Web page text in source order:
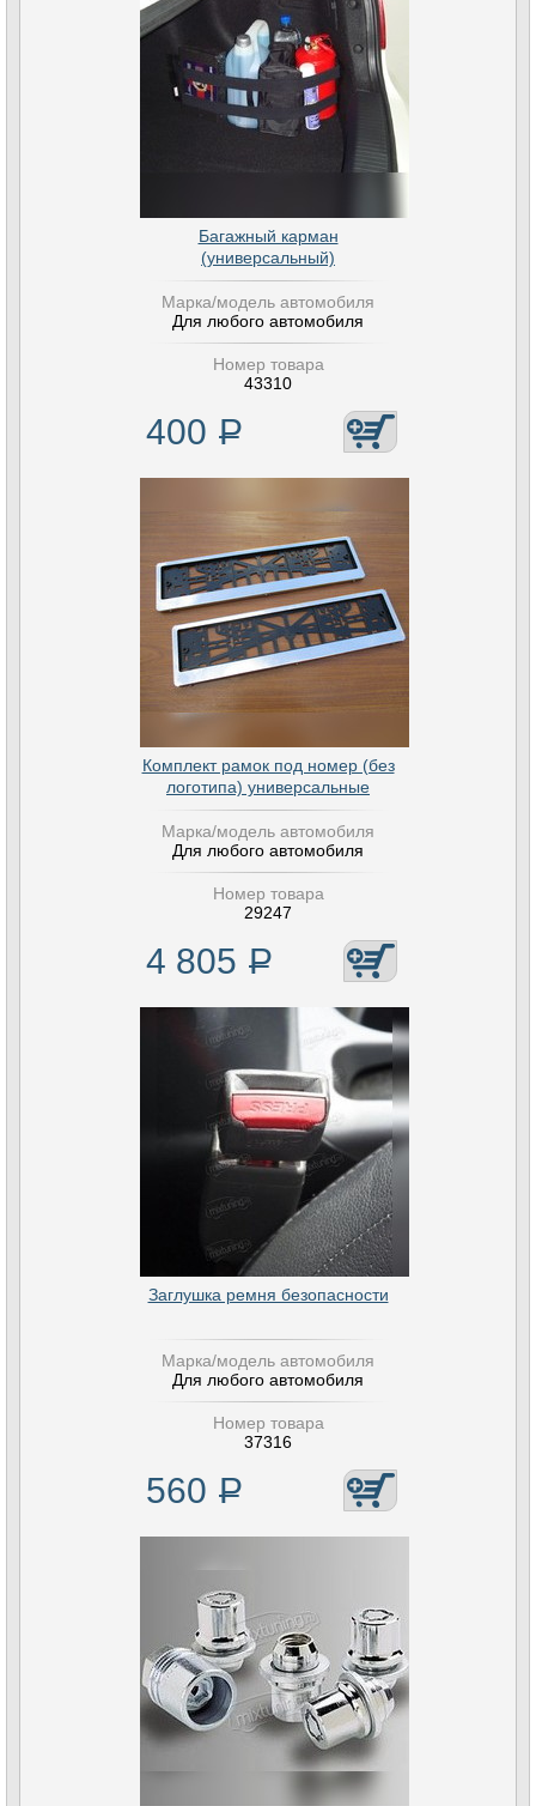
Багажный карман
(универсальный)
Марка/модель автомобиля
Для любого автомобиля
Номер товара
43310
400 Р
Комплект рамок под номер (без
логотипа) универсальные
Марка/модель автомобиля
Для любого автомобиля
Номер товара
29247
4 805 Р
Заглушка ремня безопасности
Марка/модель автомобиля
Для любого автомобиля
Номер товара
37316
560 Р